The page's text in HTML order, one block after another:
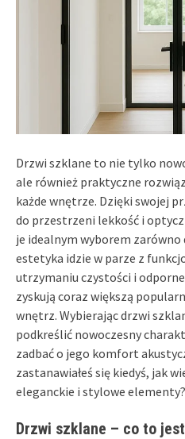
Drzwi szklane to nie tylko
ale również praktyczne
każde wnętrze. Dzięki swojej
do przestrzeni lekkość i
je idealnym wyborem zarówno
estetyka idzie w parze z
utrzymaniu czystości i
zyskują coraz większą
wnętrz. Wybierając drzwi
podkreślić nowoczesny
zadbać o jego komfort
zastanawiałeś się kiedyś, jak
eleganckie i stylowe elementy?
Drzwi szklane – co to